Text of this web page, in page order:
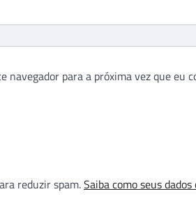
navegador para a próxima vez que eu
reduzir spam.Saiba como seus